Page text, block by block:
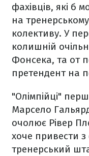
фахівців, які б
на
колективу. У
колишній
Фонсека, та от
претендент на
"Олімпійці"
Марсело
очолює Рівер
хоче привести
тренерський